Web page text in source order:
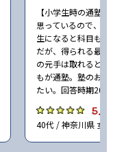
【小学生時の通塾
思っているので、
生になると科目も
だが、得られる最
の元手は取れると
もが通塾。塾のお
たい。回答時期
5.0
40代 / 神奈川県 女性